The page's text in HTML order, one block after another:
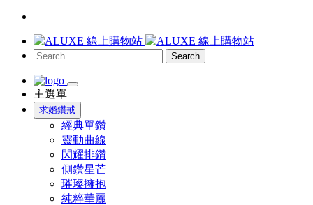
Search
主選單
求婚鑽戒
經典單鑽
靈動曲線
閃耀排鑽
側鑽星芒
璀璨擁抱
純粹華麗